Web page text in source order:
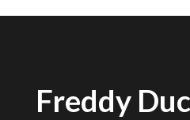
Freddy